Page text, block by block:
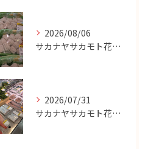
2026/08/06
サカナヤサカモト花園店
2026/07/31
サカナヤサカモト花園店